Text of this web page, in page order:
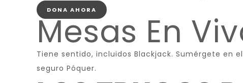
DONA AHORA
Mesas En
Tiene sentido, incluidos Blackjack. Sumérgete en
seguro Póquer.